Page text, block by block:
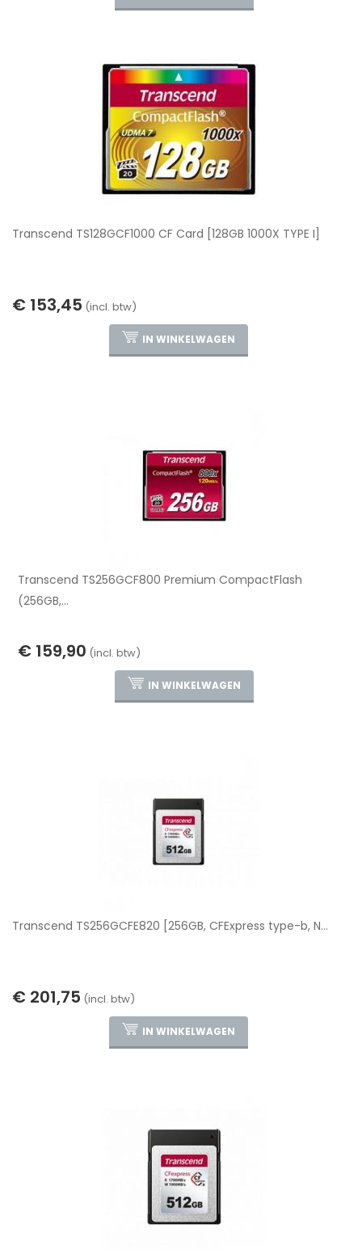
Transcend TS128GCF1000 CF Card [128GB 1000X TYPE I]
€ 153,45 (incl. btw)
IN WINKELWAGEN
Transcend TS256GCF800 Premium CompactFlash
(256GB,...
€ 159,90 (incl. btw)
IN WINKELWAGEN
Transcend TS256GCFE820 [256GB, CFExpress type-b, N...
€ 201,75 (incl. btw)
IN WINKELWAGEN